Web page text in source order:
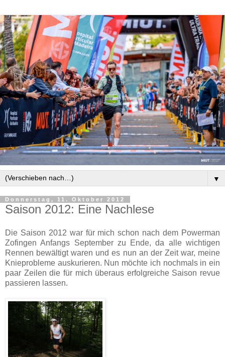
▼
Donnerstag, 11. Oktober 2012
Saison 2012: Eine Nachlese
Die Saison 2012 war für mich schon nach dem Powerman
Zofingen Anfangs September zu Ende, da alle wichtigen
Rennen bewältigt waren und es nun an der Zeit war, meine
Knieprobleme auskurieren. Nun möchte ich nochmals in ein
paar Zeilen die für mich überaus erfolgreiche Saison revue
passieren lassen.